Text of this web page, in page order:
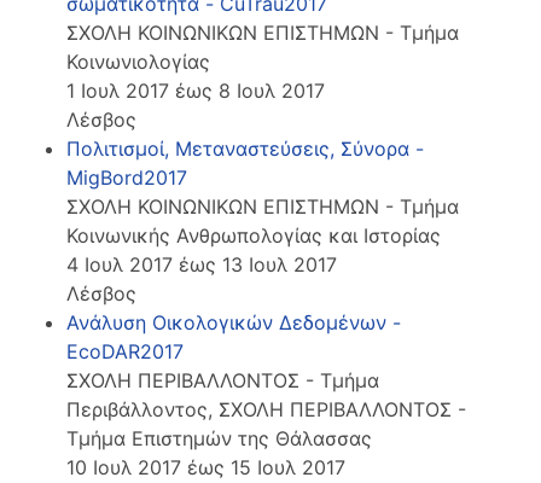
ΣΧΟΛΗ ΚΟΙΝΩΝΙΚΩΝ ΕΠΙΣΤΗΜΩΝ - Τμήμα
Κοινωνιολογίας
1 Ιουλ 2017 έως 8 Ιουλ 2017
Λέσβος
Πολιτισμοί, Μεταναστεύσεις, Σύνορα -
MigBord2017
ΣΧΟΛΗ ΚΟΙΝΩΝΙΚΩΝ ΕΠΙΣΤΗΜΩΝ - Τμήμα
Κοινωνικής Ανθρωπολογίας και Ιστορίας
4 Ιουλ 2017 έως 13 Ιουλ 2017
Λέσβος
Ανάλυση Οικολογικών Δεδομένων -
EcoDAR2017
ΣΧΟΛΗ ΠΕΡΙΒΑΛΛΟΝΤΟΣ - Τμήμα
Περιβάλλοντος, ΣΧΟΛΗ ΠΕΡΙΒΑΛΛΟΝΤΟΣ -
Τμήμα Επιστημών της Θάλασσας
10 Ιουλ 2017 έως 15 Ιουλ 2017